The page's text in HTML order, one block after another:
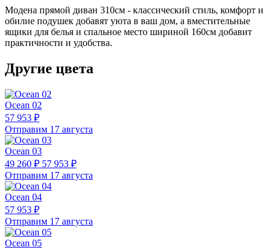
Модена прямой диван 310см - классический стиль, комфорт и
обилие подушек добавят уюта в ваш дом, а вместительные
ящики для белья и спальное место шириной 160см добавит
практичности и удобства.
Другие цвета
Ocean 02
57 953 ₽
Отправим 17 августа
Ocean 03
49 260 ₽ 57 953 ₽
Отправим 17 августа
Ocean 04
57 953 ₽
Отправим 17 августа
Ocean 05